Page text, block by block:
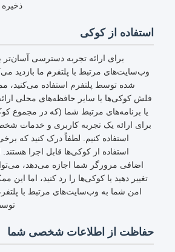
ذخیره
استفاده از کوکی
برای ارائه تجربه دسترسی آسان‌تر
وب‌سایت‌های مرتبط با پلتفرم ما بازدید
شده توسط پلتفرم استفاده می‌کنید،
فلش کوکی‌ها یا سایر حافظه‌های محلی
یا برنامه‌های مرتبط شما (که در مجموع
برای ارائه یک تجربه کاربری و خدمات
استفاده کنیم. لطفاً درک کنید که
استفاده از کوکی‌ها قابل اجرا
اضافی مرورگر شما اجازه می‌دهد،
تغییر دهید یا کوکی‌ها را رد کنید، اما
امن شما به وب‌سایت‌های مرتبط با
حفاظت از اطلاعات شخصی شما